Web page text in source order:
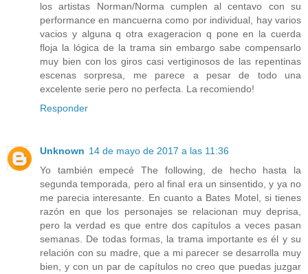
los artistas Norman/Norma cumplen al centavo con su
performance en mancuerna como por individual, hay varios
vacios y alguna q otra exageracion q pone en la cuerda
floja la lógica de la trama sin embargo sabe compensarlo
muy bien con los giros casi vertiginosos de las repentinas
escenas sorpresa, me parece a pesar de todo una
excelente serie pero no perfecta. La recomiendo!
Responder
Unknown 14 de mayo de 2017 a las 11:36
Yo también empecé The following, de hecho hasta la
segunda temporada, pero al final era un sinsentido, y ya no
me parecia interesante. En cuanto a Bates Motel, si tienes
razón en que los personajes se relacionan muy deprisa,
pero la verdad es que entre dos capítulos a veces pasan
semanas. De todas formas, la trama importante es él y su
relación con su madre, que a mi parecer se desarrolla muy
bien, y con un par de capítulos no creo que puedas juzgar